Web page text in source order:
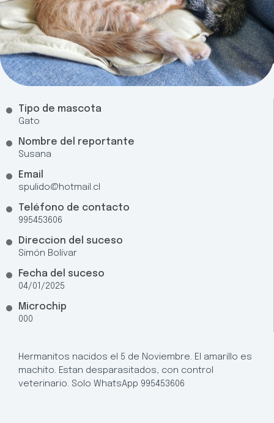
Tipo de mascota
Gato
Nombre del reportante
Susana
Email
spulido@hotmail.cl
Teléfono de contacto
995453606
Direccion del suceso
Simón Bolívar
Fecha del suceso
04/01/2025
Microchip
000
Hermanitos nacidos el 5 de Noviembre. El amarillo es
machito. Estan desparasitados, con control
veterinario. Solo WhatsApp 995453606